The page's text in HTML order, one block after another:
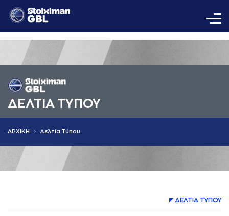
ΔΕΛΤΙA ΤΥΠΟΥ
AΡΧΙΚΗ Δελτία Τύπου
ΔΕΛΤΙA ΤΥΠΟΥ